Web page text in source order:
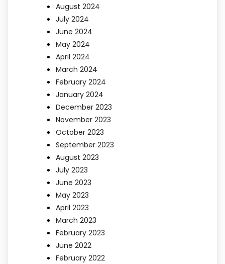
August 2024
July 2024
June 2024
May 2024
April 2024
March 2024
February 2024
January 2024
December 2023
November 2023
October 2023
September 2023
August 2023
July 2023
June 2023
May 2023
April 2023
March 2023
February 2023
June 2022
February 2022